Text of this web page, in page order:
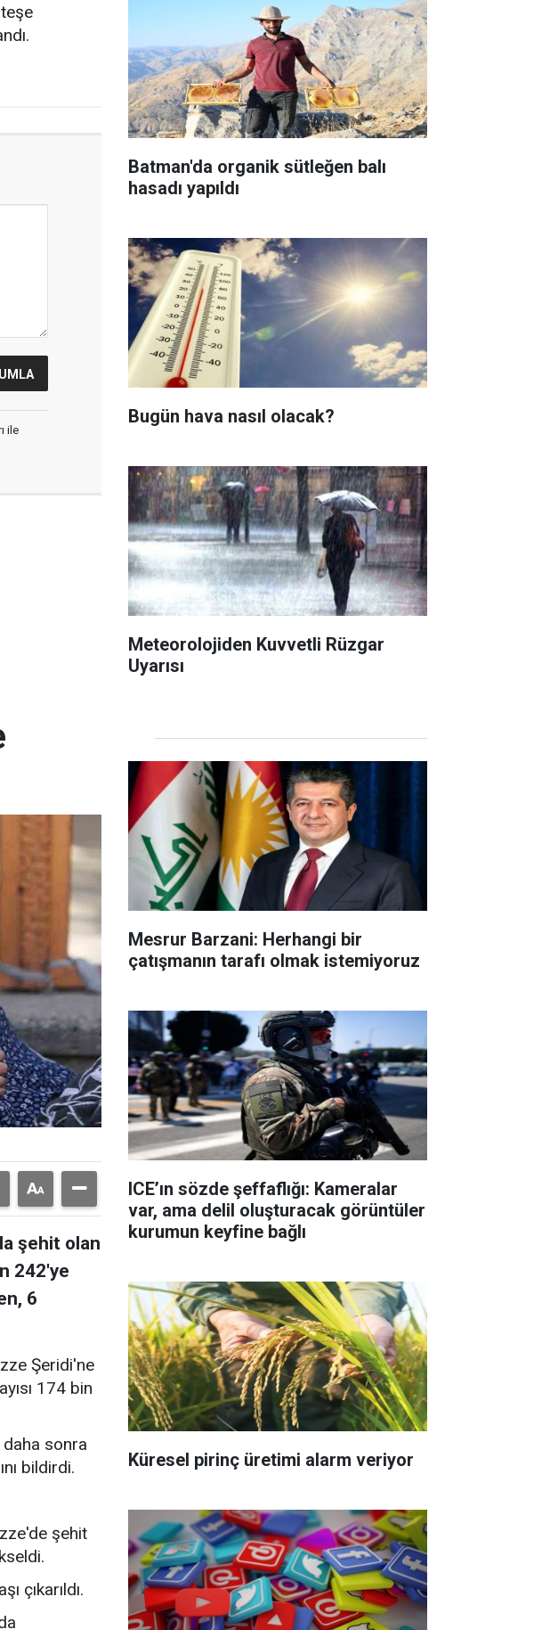
ile
Batman'da organik sütleğen balı
hasadı yapıldı
Bugün hava nasıl olacak?
Meteorolojiden Kuvvetli Rüzgar
Uyarısı
şehit olan
242'ye
6
Şeridi'ne
174 bin
daha sonra
bildirdi.
şehit
çıkarıldı.
Mesrur Barzani: Herhangi bir
çatışmanın tarafı olmak istemiyoruz
ICE’ın sözde şeffaflığı: Kameralar
var, ama delil oluşturacak görüntüler
kurumun keyfine bağlı
Küresel pirinç üretimi alarm veriyor